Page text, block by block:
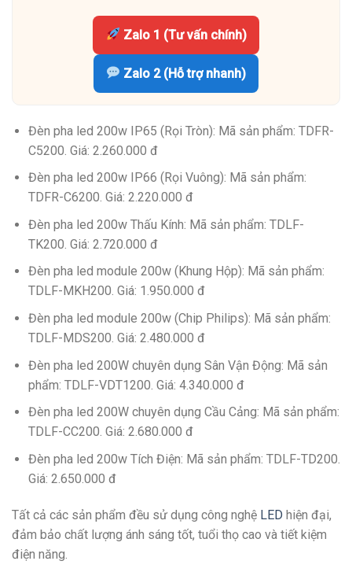
Zalo 1 (Tư vấn chính)
Zalo 2 (Hỗ trợ nhanh)
Đèn pha led 200w IP65 (Rọi Tròn): Mã sản phẩm: TDFR-
C5200. Giá: 2.260.000 đ
Đèn pha led 200w IP66 (Rọi Vuông): Mã sản phẩm:
TDFR-C6200. Giá: 2.220.000 đ
Đèn pha led 200w Thấu Kính: Mã sản phẩm: TDLF-
TK200. Giá: 2.720.000 đ
Đèn pha led module 200w (Khung Hộp): Mã sản phẩm:
TDLF-MKH200. Giá: 1.950.000 đ
Đèn pha led module 200w (Chip Philips): Mã sản phẩm:
TDLF-MDS200. Giá: 2.480.000 đ
Đèn pha led 200W chuyên dụng Sân Vận Động: Mã sản
phẩm: TDLF-VDT1200. Giá: 4.340.000 đ
Đèn pha led 200W chuyên dụng Cầu Cảng: Mã sản phẩm:
TDLF-CC200. Giá: 2.680.000 đ
Đèn pha led 200w Tích Điện: Mã sản phẩm: TDLF-TD200.
Giá: 2.650.000 đ
Tất cả các sản phẩm đều sử dụng công nghệ LED hiện đại,
đảm bảo chất lượng ánh sáng tốt, tuổi thọ cao và tiết kiệm
điện năng.